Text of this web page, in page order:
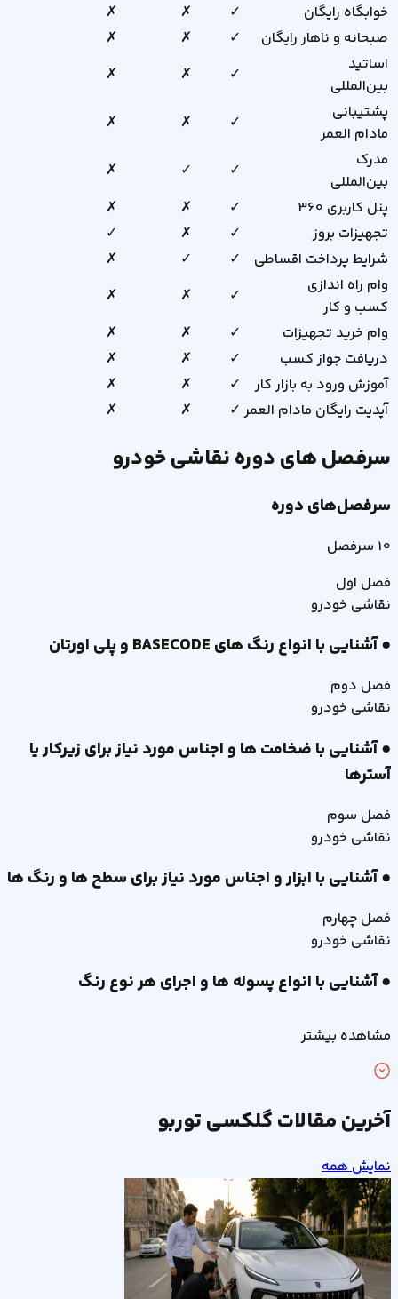
خوابگاه رایگان
✓
✗
✗
صبحانه و ناهار رایگان
✓
✗
✗
اساتید
بین‌المللی
✓
✗
✗
پشتیبانی
مادام العمر
✓
✗
✗
مدرک
بین‌المللی
✓
✓
✗
پنل کاربری 360
✓
✗
✗
تجهیزات بروز
✓
✗
✓
شرایط پرداخت اقساطی
✓
✓
✗
وام راه اندازی
کسب و کار
✓
✗
✗
وام خرید تجهیزات
✓
✗
✗
دریافت جواز کسب
✓
✗
✗
آموزش ورود به بازار کار
✓
✗
✗
آپدیت رایگان مادام العمر ✓
✗
✗
سرفصل های دورهنقاشی خودرو
سرفصل‌های دوره
10 سرفصل
فصل اول
نقاشی خودرو
● آشنایی با انواع رنگ های BASECODE و پلی اورتان
فصل دوم
نقاشی خودرو
● آشنایی با ضخامت ها و اجناس مورد نیاز برای زیرکار یا
آسترها
فصل سوم
نقاشی خودرو
● آشنایی با ابزار و اجناس مورد نیاز برای سطح ها و رنگ ها
فصل چهارم
نقاشی خودرو
● آشنایی با انواع پسوله ها و اجرای هر نوع رنگ
مشاهده بیشتر
آخرین مقالات گلکسی توربو
نمایش همه